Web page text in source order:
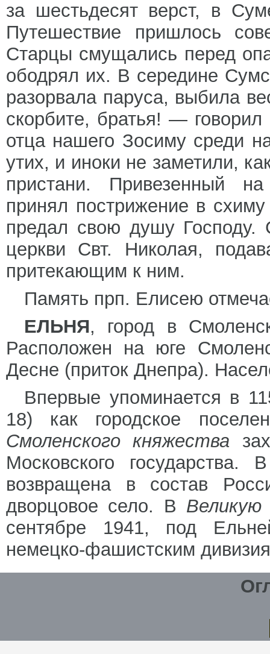
за шестьдесят верст, в
Путешествие пришлось
Старцы смущались перед
ободрял их. В середине
разорвала паруса, выбила
скорбите, братья! —
отца нашего Зосиму среди
утих, и иноки не заметили,
пристани. Привезенный
принял пострижение в
предал свою душу
церкви Свт. Николая,
притекающим к ним.
Память прп. Елисею
ЕЛЬНЯ, город в
Расположен на юге
Десне (приток Днепра).
Впервые упоминается в
18) как городское
Смоленского княжества
Московского
возвращена в состав
дворцовое село. В
сентябре 1941, под
немецко-фашистским